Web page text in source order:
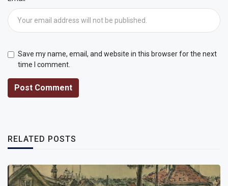
Save my name, email, and website in this browser for the next
time I comment.
Post Comment
RELATED POSTS